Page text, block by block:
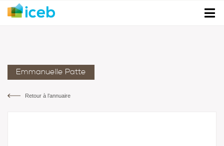
Emmanuelle Patte
Retour à l’annuaire